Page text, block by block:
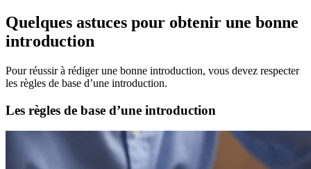
Quelques astuces pour obtenir une bonne
introduction
Pour réussir à rédiger une bonne introduction, vous devez respecter
les règles de base d’une introduction.
Les règles de base d’une introduction